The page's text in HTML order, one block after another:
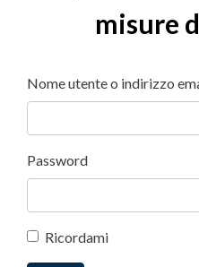
misure
Nome utente o indirizzo
Password
Ricordami